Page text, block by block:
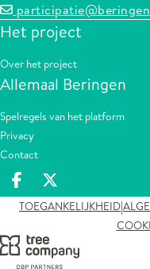
Het project
Over het project
Allemaal Beringen
Spelregels van het platform
Privacy
Contact
Deel opDeel op X
TOEGANKELIJKHEID|